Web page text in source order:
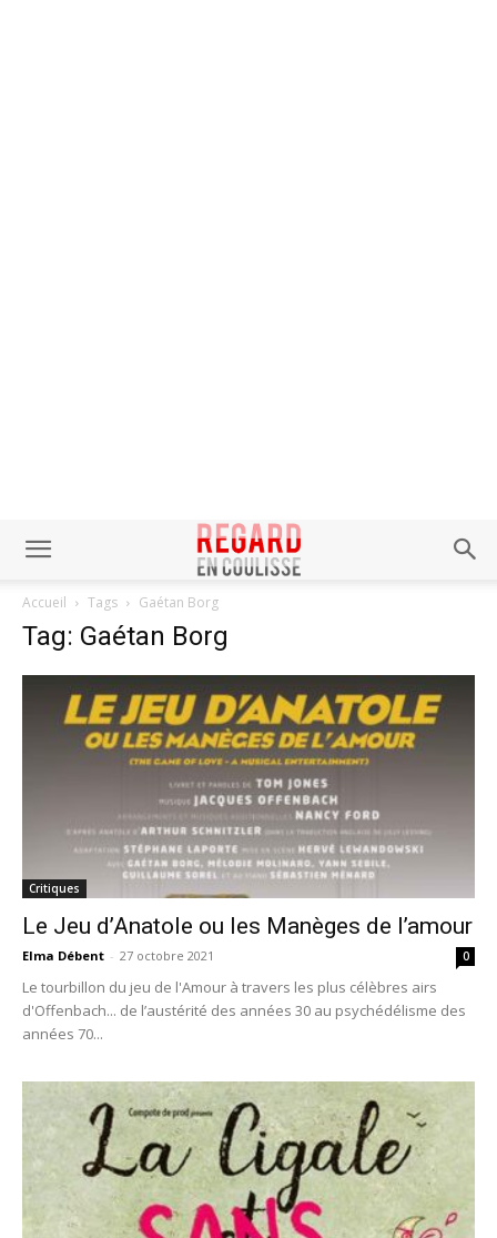
Accueil Tags Gaétan Borg
Tag: Gaétan Borg
Critiques
Le Jeu d’Anatole ou les Manèges de l’amour
Elma Débent - 27 octobre 2021 0
Le tourbillon du jeu de l'Amour à travers les plus célèbres airs
d'Offenbach... de l’austérité des années 30 au psychédélisme des
années 70...